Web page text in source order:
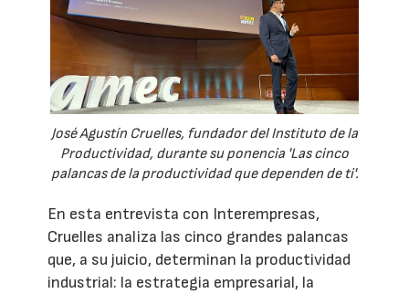
José Agustín Cruelles, fundador del Instituto de la
Productividad, durante su ponencia 'Las cinco
palancas de la productividad que dependen de ti'.
En esta entrevista con Interempresas,
Cruelles analiza las cinco grandes palancas
que, a su juicio, determinan la productividad
industrial: la estrategia empresarial, la